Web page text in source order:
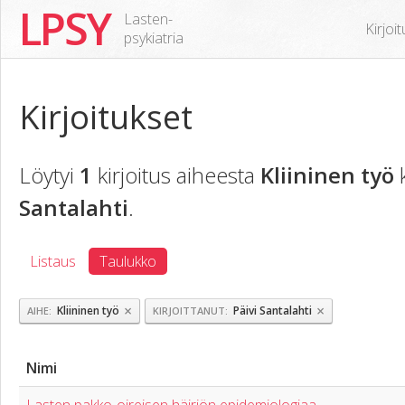
LPSY
Lasten-
psykiatria
Kirjoitukset
Löytyi 1 kirjoitus aiheesta Kliininen työ
Santalahti.
Listaus Taulukko
AIHE Kliininen työ × KIRJOITTANUT Päivi Santalahti ×
Nimi